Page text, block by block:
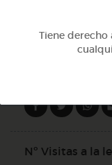
Nº Visitas a la
Tiene